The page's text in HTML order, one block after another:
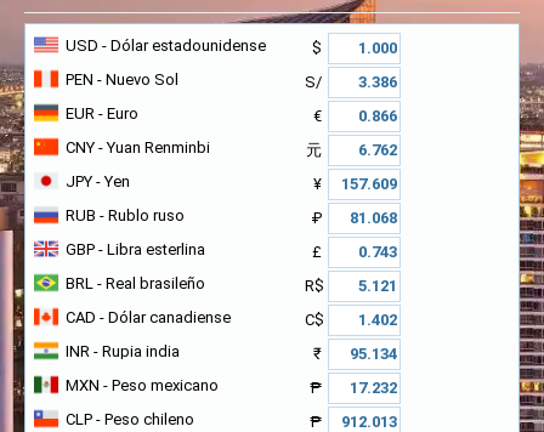
USD - Dólar estadounidense
$
PEN - Nuevo Sol
S/
EUR - Euro
€
CNY - Yuan Renminbi
元
JPY - Yen
¥
RUB - Rublo ruso
₽
GBP - Libra esterlina
£
BRL - Real brasileño
R$
CAD - Dólar canadiense
C$
INR - Rupia india
₹
MXN - Peso mexicano
₱
CLP - Peso chileno ₱